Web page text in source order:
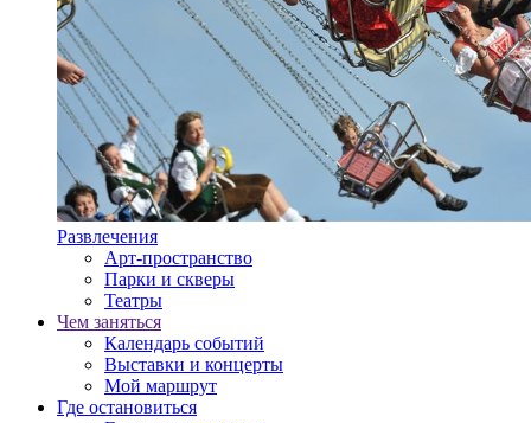
Развлечения
Арт-пространство
Парки и скверы
Театры
Чем заняться
Календарь событий
Выставки и концерты
Мой маршрут
Где остановиться